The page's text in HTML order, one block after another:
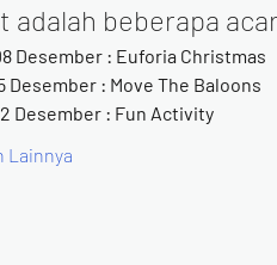
adalah beberapa
Desember : Euforia Christmas
Desember : Move The Baloons
Desember : Fun Activity
Lainnya